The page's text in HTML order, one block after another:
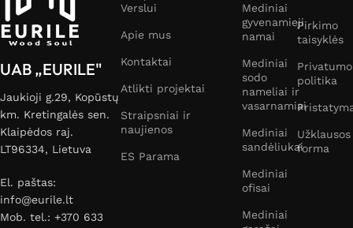
UAB „EURILE"
Jaukioji g.29, Kopūstų
km. Kretingalės sen.
Klaipėdos raj.
LT96334, Lietuva
El. paštas:
info@eurile.lt
Mob. tel.: +370 633
Verslui
Apie mus
Kontaktai
Atlikti projektai
Straipsniai ir
naujienos
ES Parama
Mediniai
gyvenamieji
namai
Mediniai
sodo
nameliai ir
vasarnamiai
Mediniai
sandėliukai
Mediniai
ofisai
Mediniai
Pirkimo
taisyklės
Privatumo
politika
Užklausos
forma